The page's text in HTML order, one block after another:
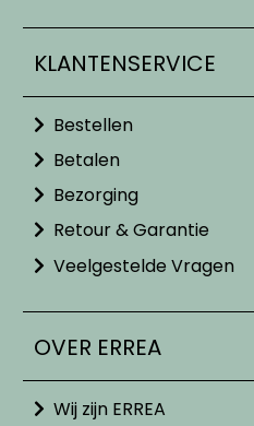
KLANTENSERVICE
Bestellen
Betalen
Bezorging
Retour & Garantie
Veelgestelde Vragen
OVER ERREA
Wij zijn ERREA